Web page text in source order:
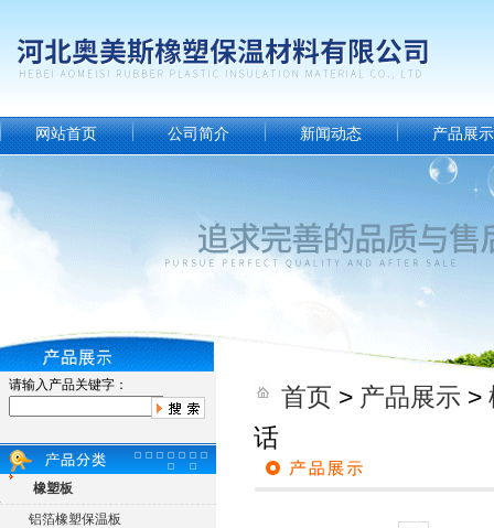
网站首页 公司简介 新闻动态 产品展示
请输入产品关键字：
橡塑板
铝箔橡塑保温板
首页 > 产品展示 >
话